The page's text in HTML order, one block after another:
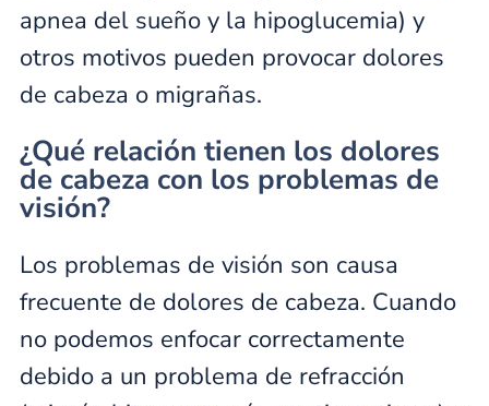
apnea del sueño y la hipoglucemia) y
otros motivos pueden provocar dolores
de cabeza o migrañas.
¿Qué relación tienen los dolores
de cabeza con los problemas de
visión?
Los problemas de visión son causa
frecuente de dolores de cabeza. Cuando
no podemos enfocar correctamente
debido a un problema de refracción